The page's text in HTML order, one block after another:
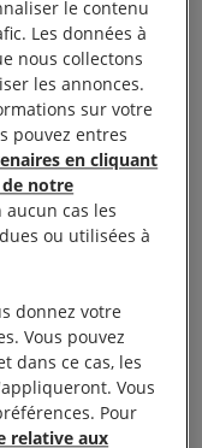
aux autres
à
de sa
remarquer
reculs ou
précédent.
des
ensuite
ou en la
alors, avec
qui
fort de
le contenu
Les données à
nous collectons
les annonces.
sur votre
pouvez entres
en cliquant
notre
aucun cas les
ou utilisées à
donnez votre
Vous pouvez
dans ce cas, les
Vous
Pour
relative aux